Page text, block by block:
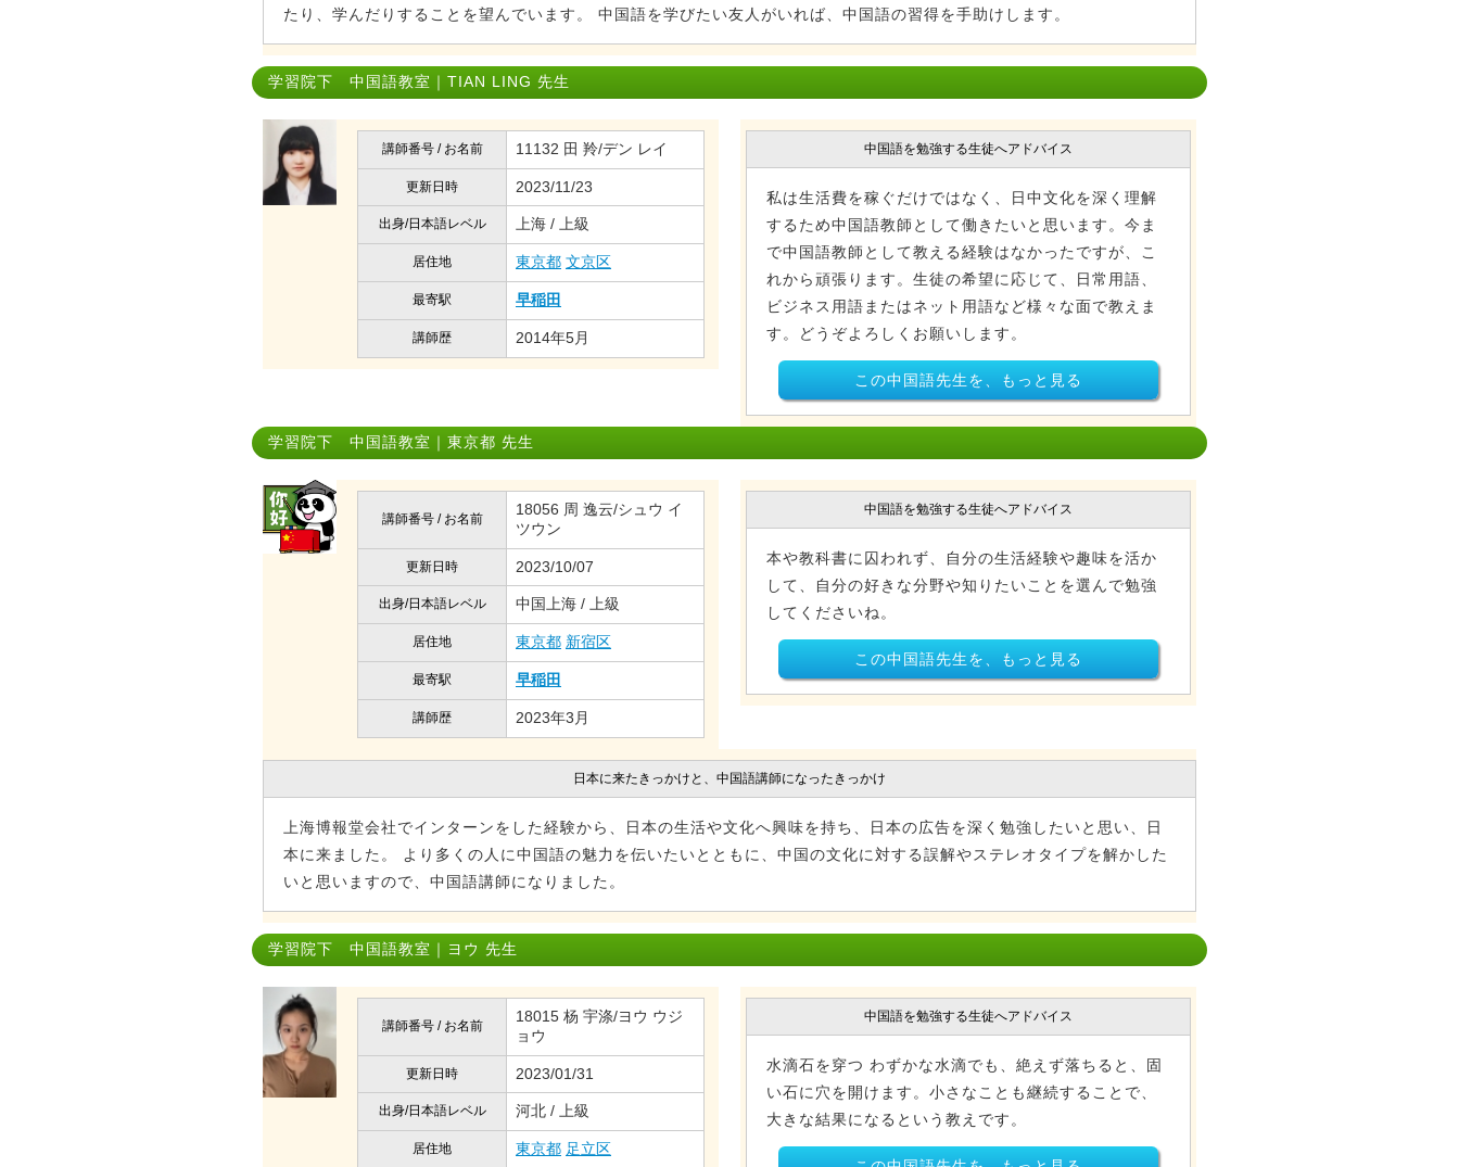
たり、学んだりすることを望んでいます。 中国語を学びたい友人がいれば、中国語の習得を手助けします。
学習院下 中国語教室｜TIAN LING 先生
講師番号 / お名前 11132 田 羚/デン レイ
更新日時 2023/11/23
出身/日本語レベル 上海 / 上級
居住地 東京都 文京区
最寄駅 早稲田
講師歴 2014年5月
中国語を勉強する生徒へアドバイス
私は生活費を稼ぐだけではなく、日中文化を深く理解
するため中国語教師として働きたいと思います。今ま
で中国語教師として教える経験はなかったですが、こ
れから頑張ります。生徒の希望に応じて、日常用語、
ビジネス用語またはネット用語など様々な面で教えま
す。どうぞよろしくお願いします。
この中国語先生を、もっと見る
学習院下 中国語教室｜東京都 先生
講師番号 / お名前
18056 周 逸云/シュウ イ
ツウン
更新日時 2023/10/07
出身/日本語レベル 中国上海 / 上級
居住地 東京都 新宿区
最寄駅 早稲田
講師歴 2023年3月
中国語を勉強する生徒へアドバイス
本や教科書に囚われず、自分の生活経験や趣味を活か
して、自分の好きな分野や知りたいことを選んで勉強
してくださいね。
この中国語先生を、もっと見る
日本に来たきっかけと、中国語講師になったきっかけ
上海博報堂会社でインターンをした経験から、日本の生活や文化へ興味を持ち、日本の広告を深く勉強したいと思い、日
本に来ました。 より多くの人に中国語の魅力を伝いたいとともに、中国の文化に対する誤解やステレオタイプを解かした
いと思いますので、中国語講師になりました。
学習院下 中国語教室｜ヨウ 先生
講師番号 / お名前
18015 杨 宇涤/ヨウ ウジ
ョウ
更新日時 2023/01/31
出身/日本語レベル 河北 / 上級
居住地 東京都 足立区
中国語を勉強する生徒へアドバイス
水滴石を穿つ わずかな水滴でも、絶えず落ちると、固
い石に穴を開けます。小さなことも継続することで、
大きな結果になるという教えです。